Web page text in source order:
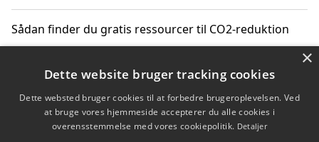
Sådan finder du gratis ressourcer til CO2-reduktion
Hvordan gadgets til hjemmet kan reducere CO2-udslip
Copyright 2026 - Pilanto Aps
×
Dette website bruger tracking cookies
Dette websted bruger cookies til at forbedre brugeroplevelsen. Ved
at bruge vores hjemmeside accepterer du alle cookies i
overensstemmelse med vores cookiepolitik. Detaljer